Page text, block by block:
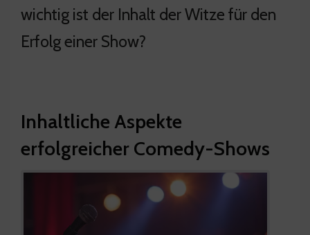
wichtig ist der Inhalt der Witze für den
Erfolg einer Show?
Inhaltliche Aspekte
erfolgreicher Comedy-Shows